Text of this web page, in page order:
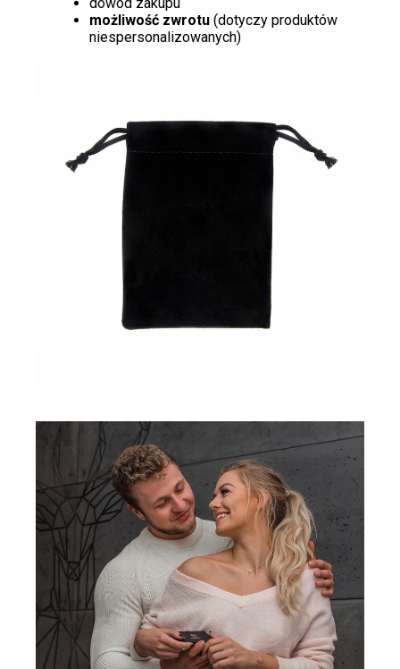
dowód zakupu
możliwość zwrotu (dotyczy produktów
niespersonalizowanych)